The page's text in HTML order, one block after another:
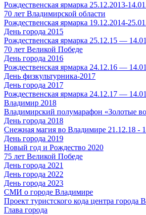
Рождественская ярмарка 25.12.2013-
70 лет Владимирской области
Рождественская ярмарка 19.12.2014-
День города 2015
Рождественская ярмарка 25.12.15 —
70 лет Великой Победе
День города 2016
Рождественская ярмарка 24.12.16 —
День физкультурника-2017
День города 2017
Рождественская ярмарка 24.12.17 —
Владимир 2018
Владимирский полумарафон «Золотые
День города 2018
Снежная магия во Владимире 21.12.18 -
День города 2019
Новый год и Рождество 2020
75 лет Великой Победе
День города 2021
День города 2022
День города 2023
СМИ о городе Владимире
Проект туристского кода центра города
Глава города